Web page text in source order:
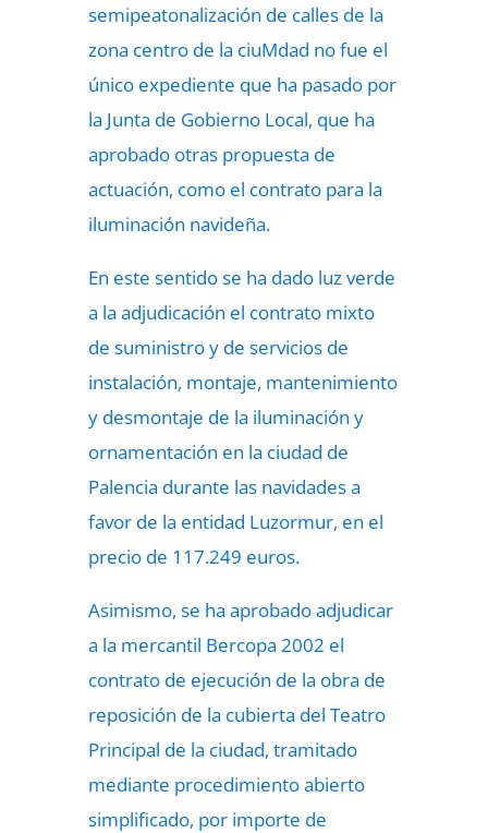
semipeatonalización de calles de la
zona centro de la ciuMdad no fue el
único expediente que ha pasado por
la Junta de Gobierno Local, que ha
aprobado otras propuesta de
actuación, como el contrato para la
iluminación navideña.
En este sentido se ha dado luz verde
a la adjudicación el contrato mixto
de suministro y de servicios de
instalación, montaje, mantenimiento
y desmontaje de la iluminación y
ornamentación en la ciudad de
Palencia durante las navidades a
favor de la entidad Luzormur, en el
precio de 117.249 euros.
Asimismo, se ha aprobado adjudicar
a la mercantil Bercopa 2002 el
contrato de ejecución de la obra de
reposición de la cubierta del Teatro
Principal de la ciudad, tramitado
mediante procedimiento abierto
simplificado, por importe de